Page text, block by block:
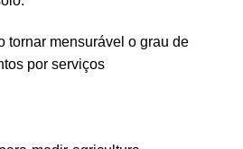
tornar mensurável o grau de
por serviços